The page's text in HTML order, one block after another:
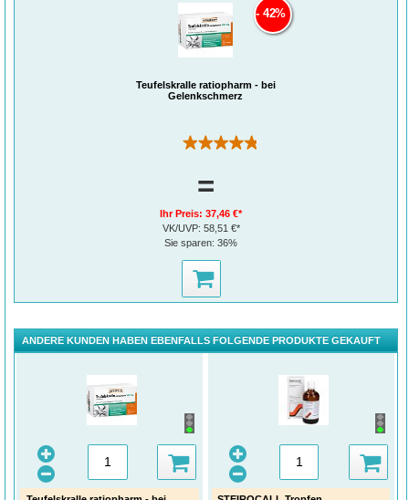
Teufelskralle ratiopharm - bei
Gelenkschmerz
(6)
42%
=
Ihr Preis:37,46 €*
VK/UVP: 58,51 €*
Sie sparen:36%
ANDERE KUNDEN HABEN EBENFALLS FOLGENDE PRODUKTE GEKAUFT